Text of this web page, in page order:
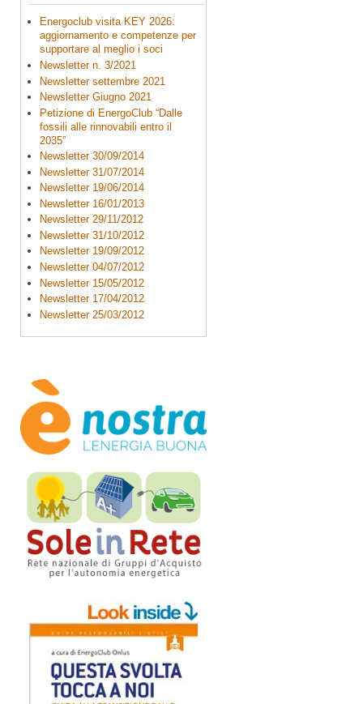
Energoclub visita KEY 2026:
aggiornamento e competenze per
supportare al meglio i soci
Newsletter n. 3/2021
Newsletter settembre 2021
Newsletter Giugno 2021
Petizione di EnergoClub “Dalle
fossili alle rinnovabili entro il
2035”
Newsletter 30/09/2014
Newsletter 31/07/2014
Newsletter 19/06/2014
Newsletter 16/01/2013
Newsletter 29/11/2012
Newsletter 31/10/2012
Newsletter 19/09/2012
Newsletter 04/07/2012
Newsletter 15/05/2012
Newsletter 17/04/2012
Newsletter 25/03/2012